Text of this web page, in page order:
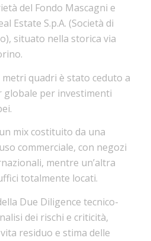
del Fondo Mascagni e
Estate S.p.A. (Società di
situato nella storica via
metri quadri è stato ceduto a
globale per investimenti
mix costituito da una
commerciale, con negozi
mentre un’altra
totalmente locati.
Due Diligence tecnico-
dei rischi e criticità,
residuo e stima delle